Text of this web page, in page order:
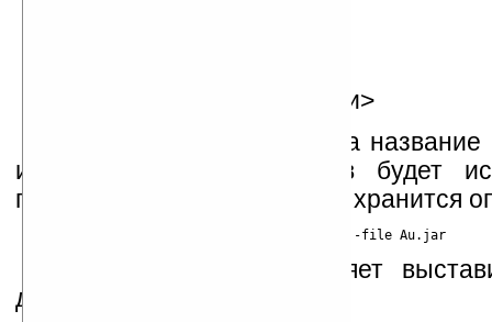
-classpath <Директории>
Ключ "-file» указывает на
из этих 3 типов файлов будет
подразумевается, что в нем хранится
Ключ "-setcwd» позволяет
директорию.